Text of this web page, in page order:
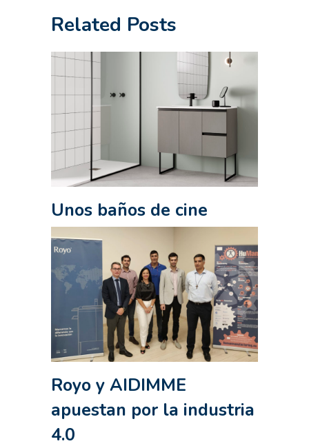
Related Posts
Unos baños de cine
Royo y AIDIMME
apuestan por la industria
4.0